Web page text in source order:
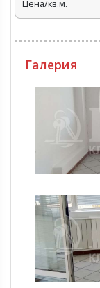
Цена/кв.м.
Галерия